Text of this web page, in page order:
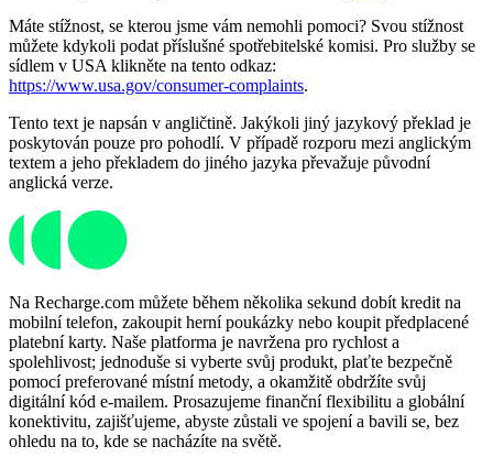
Máte stížnost, se kterou jsme vám nemohli pomoci? Svou stížnost
můžete kdykoli podat příslušné spotřebitelské komisi. Pro služby se
sídlem v USA klikněte na tento odkaz:
https://www.usa.gov/consumer-complaints.
Tento text je napsán v angličtině. Jakýkoli jiný jazykový překlad je
poskytován pouze pro pohodlí. V případě rozporu mezi anglickým
textem a jeho překladem do jiného jazyka převažuje původní
anglická verze.
Na Recharge.com můžete během několika sekund dobít kredit na
mobilní telefon, zakoupit herní poukázky nebo koupit předplacené
platební karty. Naše platforma je navržena pro rychlost a
spolehlivost; jednoduše si vyberte svůj produkt, plaťte bezpečně
pomocí preferované místní metody, a okamžitě obdržíte svůj
digitální kód e-mailem. Prosazujeme finanční flexibilitu a globální
konektivitu, zajišťujeme, abyste zůstali ve spojení a bavili se, bez
ohledu na to, kde se nacházíte na světě.